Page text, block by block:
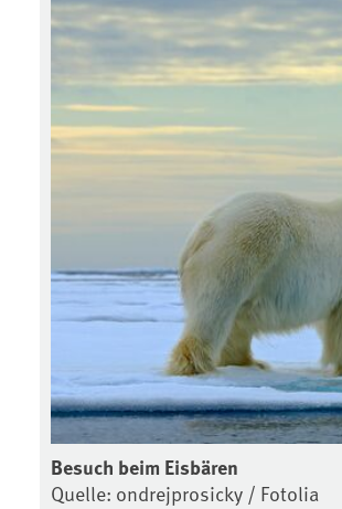
Besuch beim Eisbären
Quelle: ondrejprosicky / Fotolia